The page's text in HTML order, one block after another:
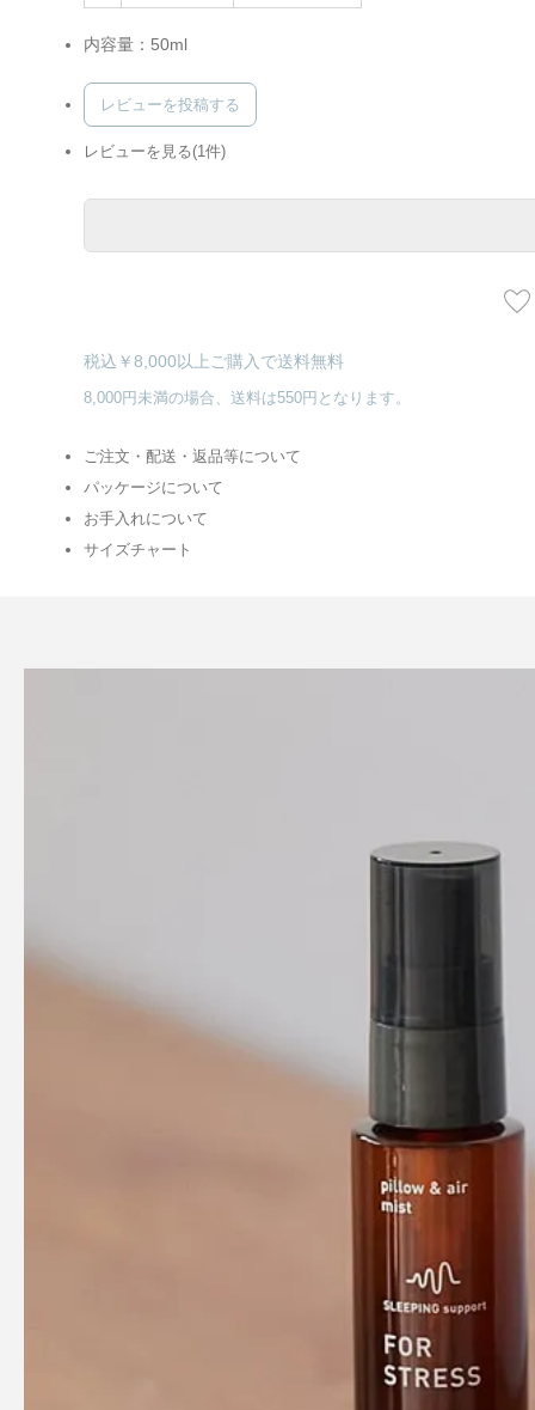
内容量：50ml
レビューを投稿する
レビューを見る(1件)
税込￥8,000以上ご購入で送料無料
8,000円未満の場合、送料は550円となります。
ご注文・配送・返品等について
パッケージについて
お手入れについて
サイズチャート